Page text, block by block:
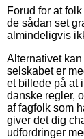
Forud for at
de sådan set
almindeligvis
Alternativet
selskabet er
et billede på at
danske regler,
af fagfolk som
giver det dig
udfordringer